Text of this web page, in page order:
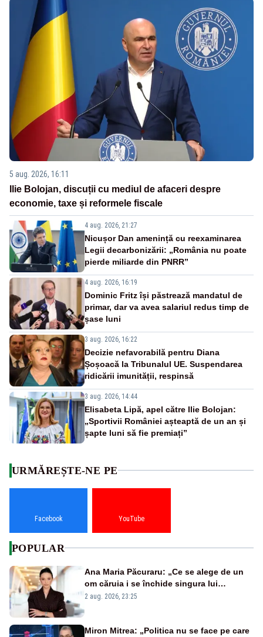
5 aug. 2026, 16:11
Ilie Bolojan, discuții cu mediul de afaceri despre
economie, taxe și reformele fiscale
4 aug. 2026, 21:27
Nicușor Dan amenință cu reexaminarea
Legii decarbonizării: „România nu poate
pierde miliarde din PNRR”
4 aug. 2026, 16:19
Dominic Fritz își păstrează mandatul de
primar, dar va avea salariul redus timp de
șase luni
3 aug. 2026, 16:22
Decizie nefavorabilă pentru Diana
Șoșoacă la Tribunalul UE. Suspendarea
ridicării imunității, respinsă
3 aug. 2026, 14:44
Elisabeta Lipă, apel către Ilie Bolojan:
„Sportivii României așteaptă de un an și
șapte luni să fie premiați”
URMĂREȘTE-NE PE
Facebook YouTube
POPULAR
Ana Maria Păcuraru: „Ce se alege de un
om căruia i se închide singura lui
portiță?”
2 aug. 2026, 23:25
Miron Mitrea: „Politica nu se face pe care